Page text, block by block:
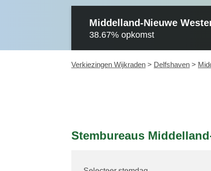
Middelland-Nieuwe
38.67% opkomst
Verkiezingen Wijkraden > Delfshaven >
Stembureaus